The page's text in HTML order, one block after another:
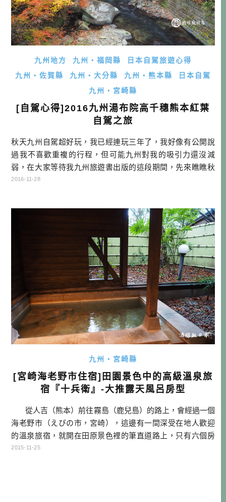
九州地方 九州・福岡縣
日本自駕旅遊心得
九州・佐賀縣
九州・大分縣 九州・熊本縣
日本自駕
九州・宮崎縣
[自駕心得]2016九州湯布院高千穗熊本紅葉
自駕之旅
秋天九州自駕超好玩，我已經連玩三年了，我好像有公開說
過我不喜歡重複的行程，但可能九州對我的吸引力還沒減
弱，在大家等待我九州旅遊書出版的這段期間，先來瞧瞧秋
天九州自駕怎麼玩吧！ 這次的行程大約是三個月前就先訂好
建設。結果我們要出發的那一週開始，九州溫度忽然驟降，
剛好催了這些紅葉變色，而且整個九州 […]…
2016-11-28
九州・宮崎縣
[宮崎海老野市住宿]田園景色中的高級溫泉旅
宿『十兵衛』-大推露天風呂房型
從人吉（熊本）前往霧島（鹿兒島）的路上，會經過一個
海老野市（えびの市，宮崎），這邊有一間深受在地人歡迎
的溫泉旅宿，就開在田原景色裡的筆直道路上，只有六個房
間，其中三間裡面就有付露天風呂，而另外三間則是可以到
2015-11-25